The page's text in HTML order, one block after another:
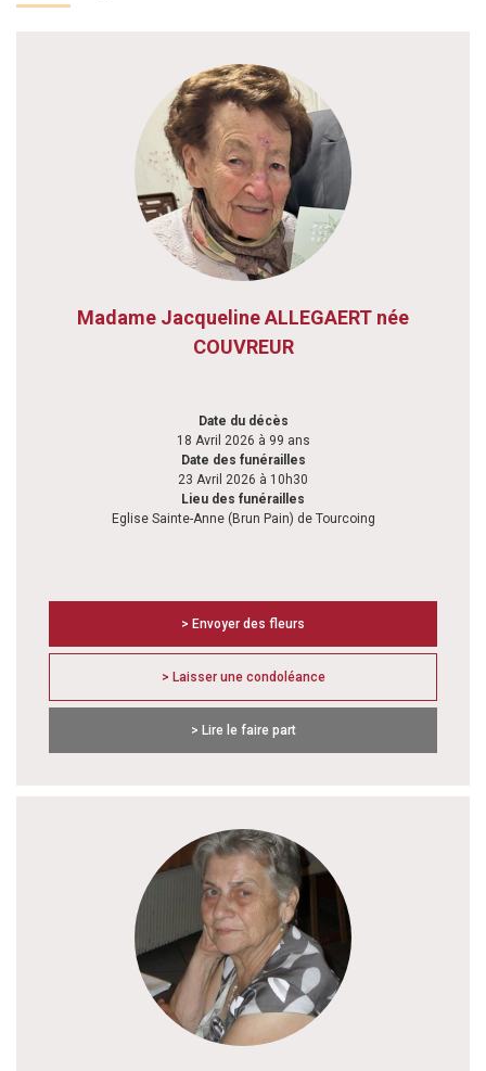
Madame Jacqueline ALLEGAERT née
COUVREUR
Date du décès
18 Avril 2026 à 99 ans
Date des funérailles
23 Avril 2026 à 10h30
Lieu des funérailles
Eglise Sainte-Anne (Brun Pain) de Tourcoing
> Envoyer des fleurs
> Laisser une condoléance
> Lire le faire part